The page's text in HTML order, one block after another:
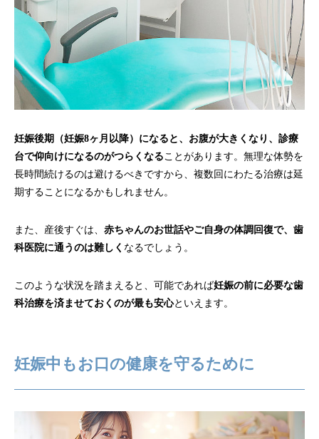
妊娠後期（妊娠8ヶ月以降）になると、お腹が大きくなり、診療
台で仰向けになるのがつらくなる ことがあります。無理な体勢を
長時間続けるのは避けるべきですから、複数回にわたる治療は延
期することになるかもしれません。
また、産後すぐは、 赤ちゃんのお世話やご自身の体調回復で、歯
科医院に通うのは難しく なるでしょう。
このような状況を踏まえると、可能であれば妊娠の前に必要な歯
科治療を済ませておくのが最も安心といえます。
妊娠中もお口の健康を守るために